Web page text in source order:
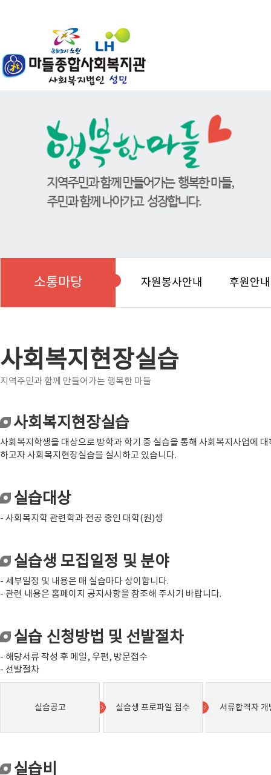
소통마당 자원봉사안내 후원안내
사회복지현장실습
지역주민과 함께 만들어가는 행복한 마들
사회복지현장실습
사회복지학생을 대상으로 방학과 학기 중 실습을 통해 사회복지사업에
하고자 사회복지현장실습을 실시하고 있습니다.
실습대상
- 사회복지학 관련학과 전공 중인 대학(원)생
실습생 모집일정 및 분야
- 세부일정 및 내용은 매 실습마다 상이합니다.
- 관련 내용은 홈페이지 공지사항을 참조해 주시기 바랍니다.
실습 신청방법 및 선발절차
- 해당서류 작성 후 메일, 우편, 방문접수
- 선발절차
실습공고 실습생 프로파일 접수 서류합격자 개
실습비